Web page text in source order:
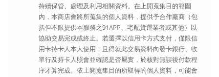
持續保管、處理及利用相關資料。在上開蒐集目的範圍
內，本商店會將所蒐集的個人資料，提供予合作廠商（包
括但不限提供本服務之91APP、宅配貨運業者或其他）以
協助交易完成或終止。若選擇以信用卡方式支付，僅限信
用卡持卡人本人使用，且得就此交易資料向發卡銀行、收
單行及持卡人照會並確認是否屬實，於核對無誤後付款程
序才算完成。依上開蒐集目的所取得的個人資料，可能會